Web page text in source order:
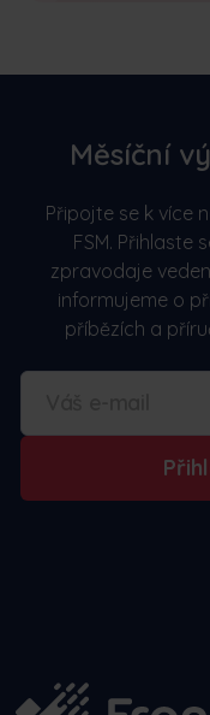
Měsíční
Připojte se k více
FSM. Přihlaste
zpravodaje
informujeme o
příbězích a